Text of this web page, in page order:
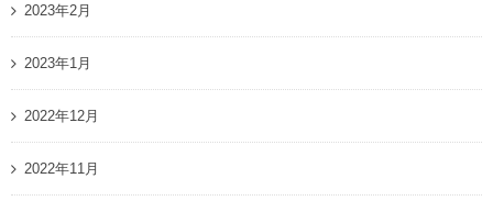
2023年2月
2023年1月
2022年12月
2022年11月